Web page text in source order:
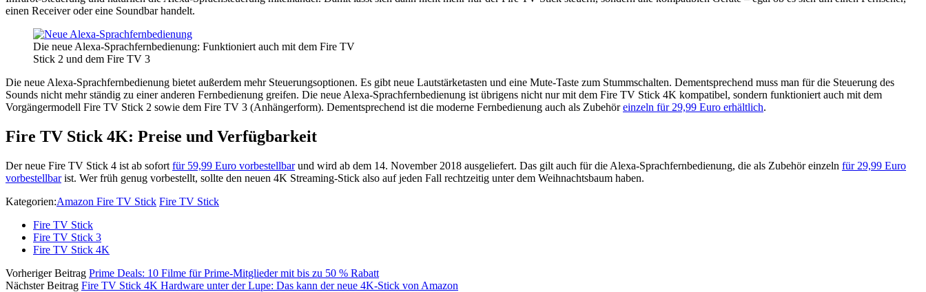
einen Receiver oder eine Soundbar handelt.
Die neue Alexa-Sprachfernbedienung: Funktioniert auch mit dem Fire TV
Stick 2 und dem Fire TV 3
Die neue Alexa-Sprachfernbedienung bietet außerdem mehr Steuerungsoptionen. Es gibt neue Lautstärketasten und eine Mute-Taste zum Stummschalten. Dementsprechend muss man für die Steuerung des
Sounds nicht mehr ständig zu einer anderen Fernbedienung greifen. Die neue Alexa-Sprachfernbedienung ist übrigens nicht nur mit dem Fire TV Stick 4K kompatibel, sondern funktioniert auch mit dem
Vorgängermodell Fire TV Stick 2 sowie dem Fire TV 3 (Anhängerform). Dementsprechend ist die moderne Fernbedienung auch als Zubehöreinzeln für 29,99 Euro erhältlich.
Fire TV Stick 4K: Preise und Verfügbarkeit
Der neue Fire TV Stick 4 ist ab sofort für 59,99 Euro vorbestellbarund wird ab dem 14. November 2018 ausgeliefert. Das gilt auch für die Alexa-Sprachfernbedienung, die als Zubehör einzeln für 29,99 Euro
vorbestellbarist. Wer früh genug vorbestellt, sollte den neuen 4K Streaming-Stick also auf jeden Fall rechtzeitig unter dem Weihnachtsbaum haben.
Kategorien:Amazon Fire TV Stick Fire TV Stick
Fire TV Stick
Fire TV Stick 3
Fire TV Stick 4K
Vorheriger Beitrag Prime Deals: 10 Filme für Prime-Mitglieder mit bis zu 50 % Rabatt
Nächster Beitrag Fire TV Stick 4K Hardware unter der Lupe: Das kann der neue 4K-Stick von Amazon